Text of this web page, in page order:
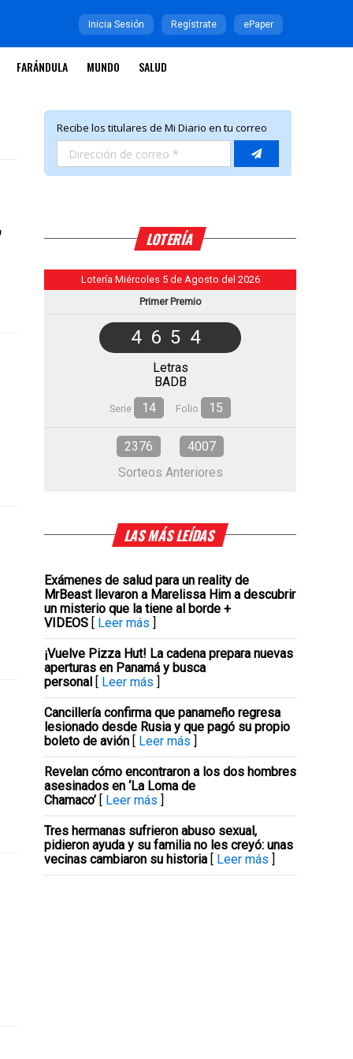
Inicia Sesión Regístrate ePaper
FARÁNDULA MUNDO SALUD
LOTERÍA
Lotería Miércoles 5 de Agosto del 2026
Primer Premio
4654
Letras
BADB
Serie 14 Folio 15
2376
4007
Sorteos Anteriores
LAS MÁS LEÍDAS
Exámenes de salud para un reality de
MrBeast llevaron a Marelissa Him a descubrir
un misterio que la tiene al borde +
VIDEOS [ Leer más ]
¡Vuelve Pizza Hut! La cadena prepara nuevas
aperturas en Panamá y busca
personal [ Leer más ]
Cancillería confirma que panameño regresa
lesionado desde Rusia y que pagó su propio
boleto de avión [ Leer más ]
Revelan cómo encontraron a los dos hombres
asesinados en ‘La Loma de
Chamaco’ [ Leer más ]
Tres hermanas sufrieron abuso sexual,
pidieron ayuda y su familia no les creyó: unas
vecinas cambiaron su historia [ Leer más ]